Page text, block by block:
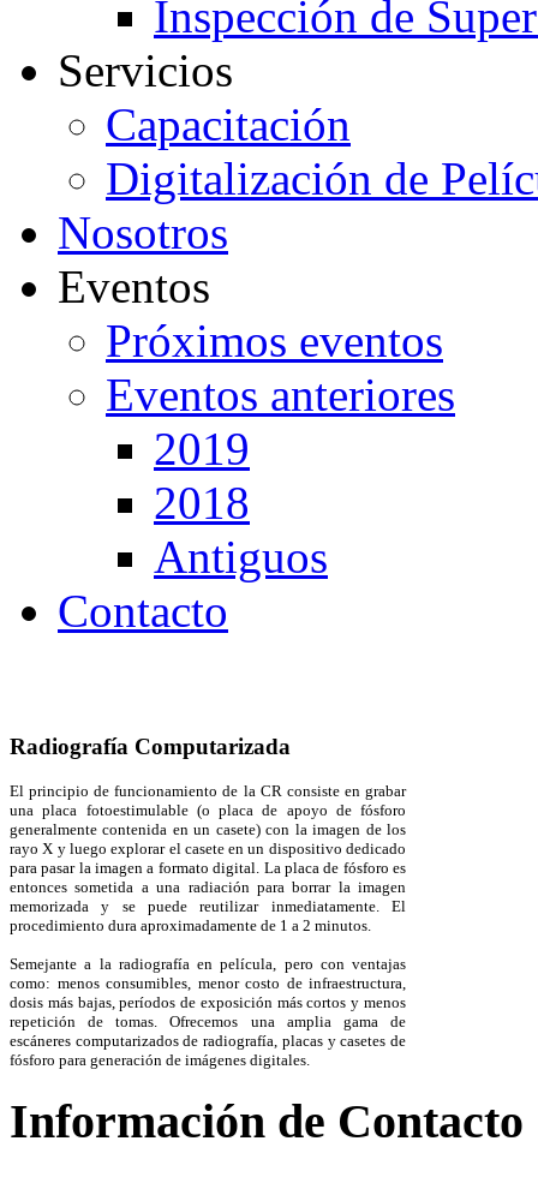
Inspección de
Servicios
Capacitación
Digitalización de
Nosotros
Eventos
Próximos eventos
Eventos anteriores
2019
2018
Antiguos
Contacto
Radiografía Computarizada
El principio de funcionamiento de la CR consiste en grabar
unaplaca fotoestimulable(o placa de apoyo de fósforo
generalmente contenida en un casete) con la imagen de los
rayo X y luego explorar el casete en un dispositivo dedicado
para pasar la imagen a formato digital. La placa de fósforo es
entonces sometida a una radiación para borrar la imagen
memorizada y se puede reutilizar inmediatamente. El
procedimiento dura aproximadamente de 1 a 2 minutos.
Semejante a la radiografía en película, pero con ventajas
como: menos consumibles, menor costo de infraestructura,
dosis más bajas, períodos de exposición más cortos y menos
repetición de tomas. Ofrecemos una amplia gama de
escáneres computarizados de radiografía, placas y casetes de
fósforo para generación de imágenes digitales.
Información de Contacto